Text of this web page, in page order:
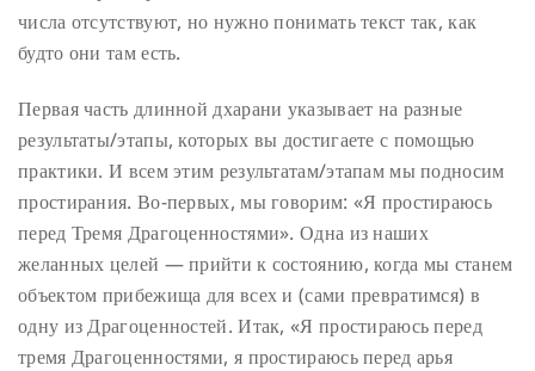
числа отсутствуют, но нужно понимать текст так, как
будто они там есть.
Первая часть длинной дхарани указывает на разные
результаты/этапы, которых вы достигаете с помощью
практики. И всем этим результатам/этапам мы подносим
простирания. Во-первых, мы говорим: «Я простираюсь
перед Тремя Драгоценностями». Одна из наших
желанных целей — прийти к состоянию, когда мы станем
объектом прибежища для всех и (сами превратимся) в
одну из Драгоценностей. Итак, «Я простираюсь перед
тремя Драгоценностями, я простираюсь перед арья